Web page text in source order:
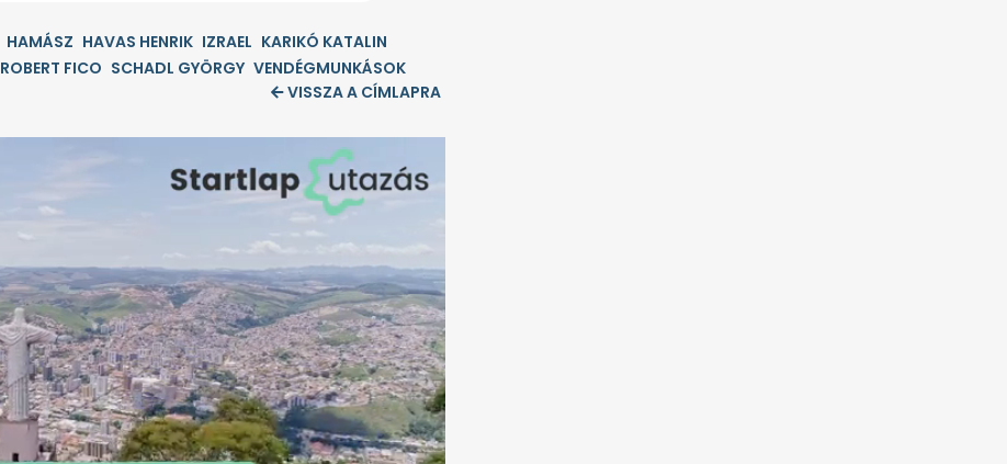
HAMÁSZ HAVAS HENRIK IZRAEL KARIKÓ KATALIN
ROBERT FICO SCHADL GYÖRGY VENDÉGMUNKÁSOK
VISSZA A CÍMLAPRA